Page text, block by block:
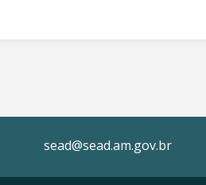
sead@sead.am.gov.br